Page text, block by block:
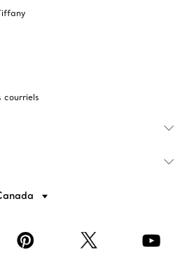
courriels